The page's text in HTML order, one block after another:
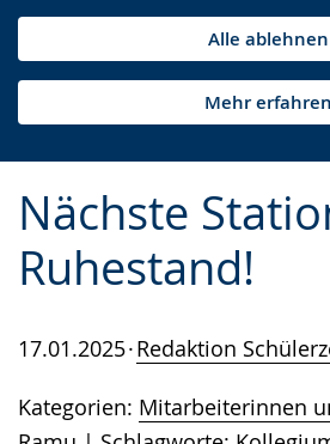
Alle ablehnen
Mehr erfahren
Nächste
Ruhestand!
17.01.2025 Redaktion
Kategorien: Mitarbeiterinnen